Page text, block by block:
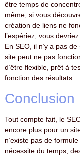
être temps de
même, si vous
création de liens ne
l’espériez, vous
En SEO, il n’y a pas
site peut ne pas
d’être flexible, prêt à
fonction des résultats.
Conclusion
Tout compte fait, le
encore plus pour un
n’existe pas de
nécessite du temps,